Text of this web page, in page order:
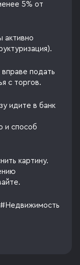
5% от
активно
подать
с торгов.
идите в банк
и способ
картину.